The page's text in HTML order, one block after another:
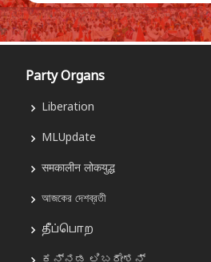
Party Organs
Liberation
MLUpdate
समकालीन लोकयुद्ध
আজকের দেশব্রতী
தீப்பொற